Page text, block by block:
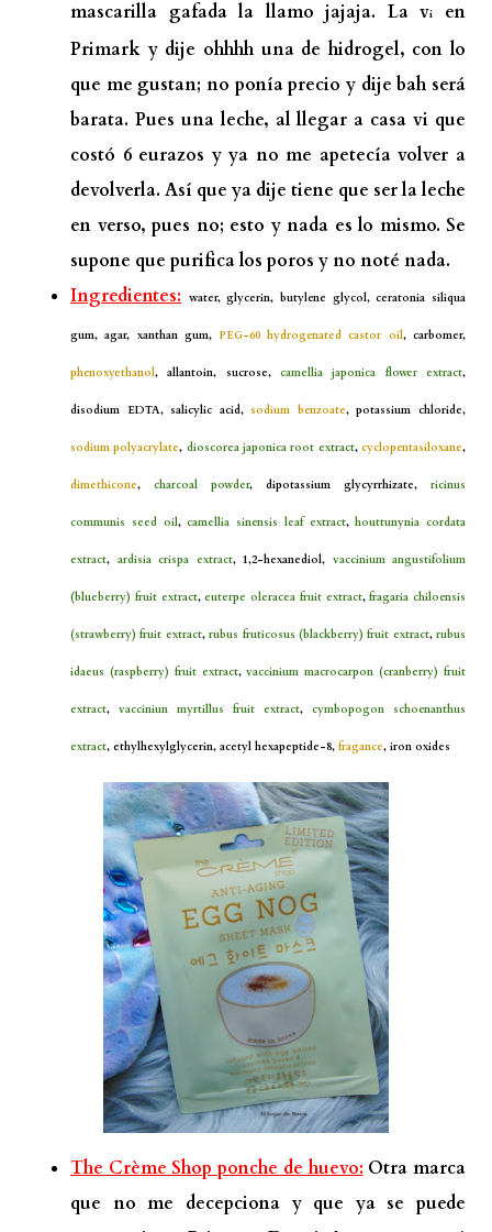
mascarilla gafada la llamo jajaja. La vi
en
Primark y dije ohhhh una de hidrogel, con lo
que me gustan; no ponía precio y dije bah será
barata. Pues una leche, al llegar a casa vi que
costó 6 eurazos y ya no me apetecía volver a
devolverla. Así que ya dije tiene que ser la leche
en verso, pues no; esto y nada es lo mismo. Se
supone que purifica los poros y no noté nada.
Ingredientes: water, glycerin, butylene glycol, ceratonia siliqua
gum, agar, xanthan gum,PEG-60 hydrogenated castor oil, carbomer,
phenoxyethanol, allantoin, sucrose, camellia japonica flower extract,
disodium EDTA, salicylic acid, sodium benzoate, potassium chloride,
sodium polyacrylate, dioscorea japonica root extract,cyclopentasiloxane,
dimethicone, charcoal powder, dipotassium glycyrrhizate, ricinus
communis seed oil,camellia sinensis leaf extract,houttunynia cordata
extract, ardisia crispa extract, 1,2-hexanediol, vaccinium angustifolium
(blueberry) fruit extract,euterpe oleracea fruit extract,fragaria chiloensis
(strawberry) fruit extract,rubus fruticosus (blackberry) fruit extract, rubus
idaeus (raspberry) fruit extract,vaccinium macrocarpon (cranberry) fruit
extract, vacciniun myrtillus fruit extract, cymbopogon schoenanthus
extract, ethylhexylglycerin, acetyl hexapeptide-8, fragance, iron oxides
The Crème Shop ponche de huevo: Otra marca
que no me decepciona y que ya se puede